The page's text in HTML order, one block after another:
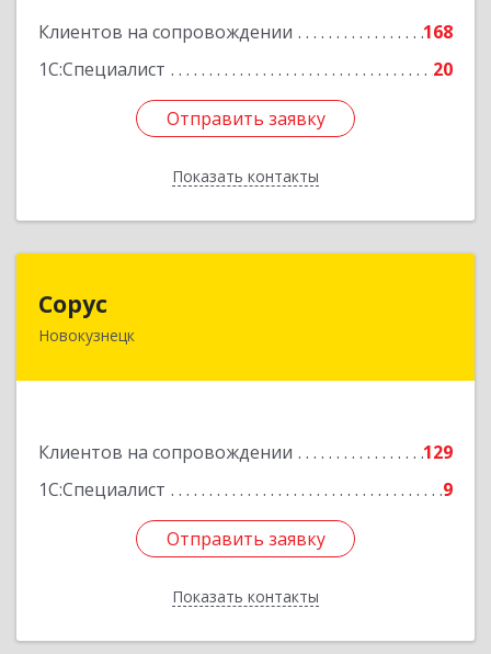
Клиентов на сопровождении
168
1С:Специалист
20
Отправить заявку
Показать контакты
Подробнее
Отправить заявку
Назад
Сорус
Новокузнецк
Клиентов на сопровождении
129
1С:Специалист
9
Отправить заявку
Показать контакты
654005, Кемеровская область - Кузбасс,
Подробнее
Отправить заявку
Назад